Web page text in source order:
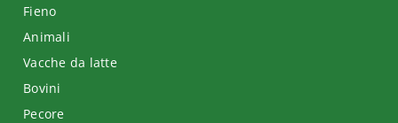
Fieno
Animali
Vacche da latte
Bovini
Pecore